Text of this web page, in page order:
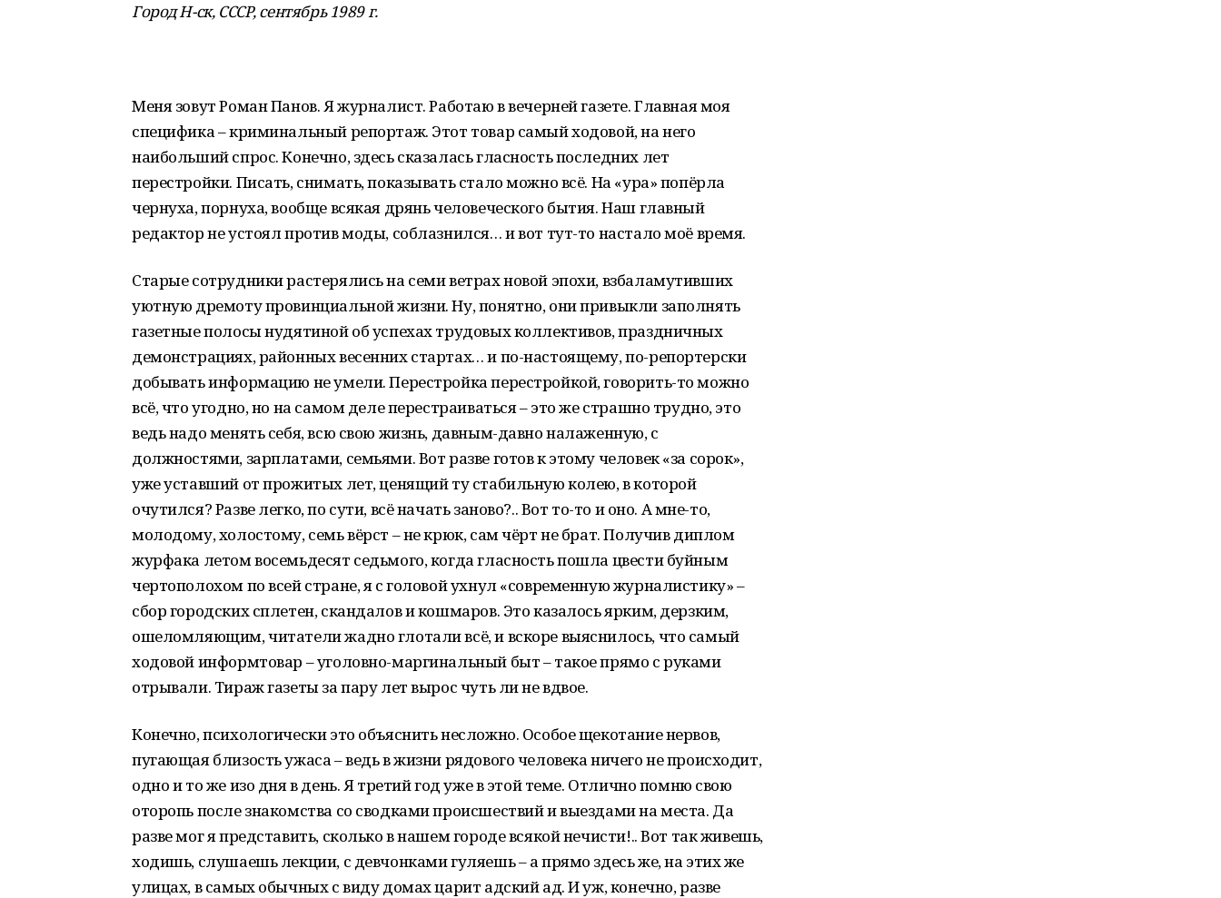
Город Н-ск, СССР, сентябрь 1989 г.
Меня зовут Роман Панов. Я журналист. Работаю в вечерней газете. Главная моя
специфика – криминальный репортаж. Этот товар самый ходовой, на него
наибольший спрос. Конечно, здесь сказалась гласность последних лет
перестройки. Писать, снимать, показывать стало можно всё. На «ура» попёрла
чернуха, порнуха, вообще всякая дрянь человеческого бытия. Наш главный
редактор не устоял против моды, соблазнился… и вот тут-то настало моё время.
Старые сотрудники растерялись на семи ветрах новой эпохи, взбаламутивших
уютную дремоту провинциальной жизни. Ну, понятно, они привыкли заполнять
газетные полосы нудятиной об успехах трудовых коллективов, праздничных
демонстрациях, районных весенних стартах… и по-настоящему, по-репортерски
добывать информацию не умели. Перестройка перестройкой, говорить-то можно
всё, что угодно, но на самом деле перестраиваться – это же страшно трудно, это
ведь надо менять себя, всю свою жизнь, давным-давно налаженную, с
должностями, зарплатами, семьями. Вот разве готов к этому человек «за сорок»,
уже уставший от прожитых лет, ценящий ту стабильную колею, в которой
очутился? Разве легко, по сути, всё начать заново?.. Вот то-то и оно. А мне-то,
молодому, холостому, семь вёрст – не крюк, сам чёрт не брат. Получив диплом
журфака летом восемьдесят седьмого, когда гласность пошла цвести буйным
чертополохом по всей стране, я с головой ухнул «современную журналистику» –
сбор городских сплетен, скандалов и кошмаров. Это казалось ярким, дерзким,
ошеломляющим, читатели жадно глотали всё, и вскоре выяснилось, что самый
ходовой информтовар – уголовно-маргинальный быт – такое прямо с руками
отрывали. Тираж газеты за пару лет вырос чуть ли не вдвое.
Конечно, психологически это объяснить несложно. Особое щекотание нервов,
пугающая близость ужаса – ведь в жизни рядового человека ничего не происходит,
одно и то же изо дня в день. Я третий год уже в этой теме. Отлично помню свою
оторопь после знакомства со сводками происшествий и выездами на места. Да
разве мог я представить, сколько в нашем городе всякой нечисти!.. Вот так живешь,
ходишь, слушаешь лекции, с девчонками гуляешь – а прямо здесь же, на этих же
улицах, в самых обычных с виду домах царит адский ад. И уж, конечно, разве